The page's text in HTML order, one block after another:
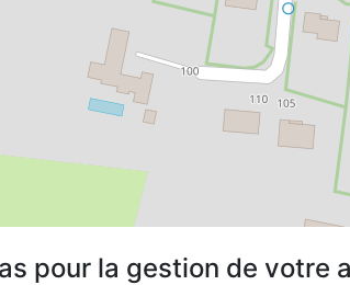
pour la gestion de votre